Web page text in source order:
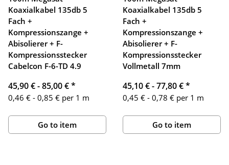
Koaxialkabel 135db 5
Fach +
Kompressionszange +
Abisolierer + F-
Kompressionsstecker
Cabelcon F-6-TD 4.9
45,90 € -85,00 €*
0,46 € - 0,85 € per 1 m
Go to item
Koaxialkabel 135db 5
Fach +
Kompressionszange +
Abisolierer + F-
Kompressionsstecker
Vollmetall 7mm
45,10 € -77,80 €*
0,45 € - 0,78 € per 1 m
Go to item